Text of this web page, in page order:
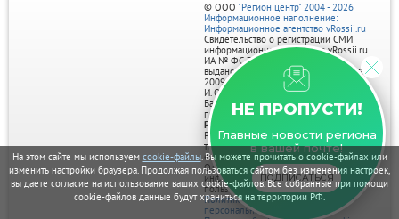
На этом сайте мы используем cookie-файлы. Вы можете прочитать о cookie-файлах или
изменить настройки браузера. Продолжая пользоваться сайтом без изменения настроек,
вы даете согласие на использование ваших cookie-файлов. Все собранные при помощи
cookie-файлов данные будут храниться на территории РФ.
НЕ ПРОПУСТИ!
Главные новости региона
в вашей почте!
ПОДПИСАТЬСЯ
© ООО "Регион центр" 2004 - 2026
Информационное наполнение:
Информационное агентство vRossii.ru
Свидетельство о регистрации СМИ
информационного агентства vRossii.ru
ИА № ФС 77‑35502
выдано РОСКОМНАДЗОРом 04 марта
2009г.
И. О. Главного редактора Нарыков А. Н.
Баннеры на портале размещаются на
правах рекламы.
Реклама на портале:
Рекламное агентство "Умный маркетинг"
тел. 7-910-267-70-40,
email: umnyy.marketing@yandex.ru
Отдельные публикации могут содержать
информацию, не предназначенную для
пользователей до 18 лет.
Политика в отношении обработки
персональных данных